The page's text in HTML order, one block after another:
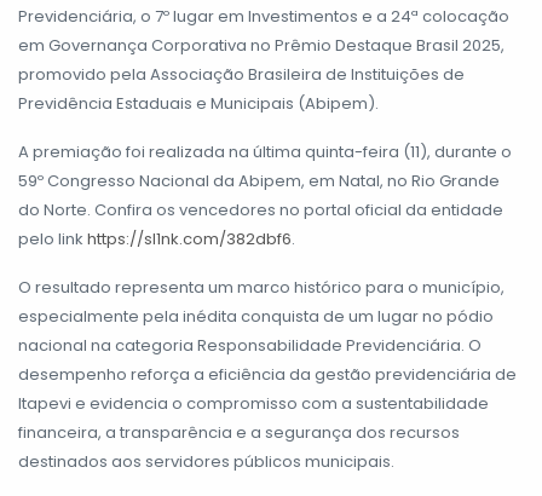
Previdenciária, o 7º lugar em Investimentos e a 24ª colocação
em Governança Corporativa no Prêmio Destaque Brasil 2025,
promovido pela Associação Brasileira de Instituições de
Previdência Estaduais e Municipais (Abipem).
A premiação foi realizada na última quinta-feira (11), durante o
59º Congresso Nacional da Abipem, em Natal, no Rio Grande
do Norte. Confira os vencedores no portal oficial da entidade
pelo link https://sl1nk.com/382dbf6.
O resultado representa um marco histórico para o município,
especialmente pela inédita conquista de um lugar no pódio
nacional na categoria Responsabilidade Previdenciária. O
desempenho reforça a eficiência da gestão previdenciária de
Itapevi e evidencia o compromisso com a sustentabilidade
financeira, a transparência e a segurança dos recursos
destinados aos servidores públicos municipais.